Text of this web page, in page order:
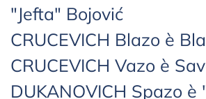
"Jefta" Bojović
CRUCEVICH Blazo è
CRUCEVICH Vazo è
DUKANOVICH Spazo è